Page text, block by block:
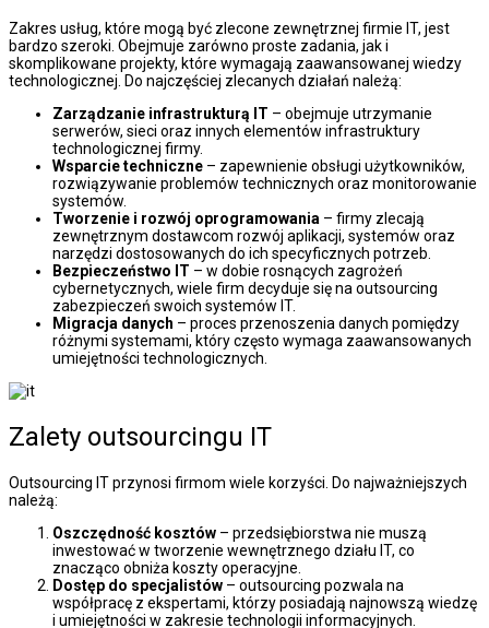
Zakres usług, które mogą być zlecone zewnętrznej firmie IT, jest
bardzo szeroki. Obejmuje zarówno proste zadania, jak i
skomplikowane projekty, które wymagają zaawansowanej wiedzy
technologicznej. Do najczęściej zlecanych działań należą:
Zarządzanie infrastrukturą IT – obejmuje utrzymanie
serwerów, sieci oraz innych elementów infrastruktury
technologicznej firmy.
Wsparcie techniczne – zapewnienie obsługi użytkowników,
rozwiązywanie problemów technicznych oraz monitorowanie
systemów.
Tworzenie i rozwój oprogramowania – firmy zlecają
zewnętrznym dostawcom rozwój aplikacji, systemów oraz
narzędzi dostosowanych do ich specyficznych potrzeb.
Bezpieczeństwo IT – w dobie rosnących zagrożeń
cybernetycznych, wiele firm decyduje się na outsourcing
zabezpieczeń swoich systemów IT.
Migracja danych – proces przenoszenia danych pomiędzy
różnymi systemami, który często wymaga zaawansowanych
umiejętności technologicznych.
Zalety outsourcingu IT
Outsourcing IT przynosi firmom wiele korzyści. Do najważniejszych
należą:
Oszczędność kosztów – przedsiębiorstwa nie muszą
inwestować w tworzenie wewnętrznego działu IT, co
znacząco obniża koszty operacyjne.
Dostęp do specjalistów – outsourcing pozwala na
współpracę z ekspertami, którzy posiadają najnowszą wiedzę
i umiejętności w zakresie technologii informacyjnych.